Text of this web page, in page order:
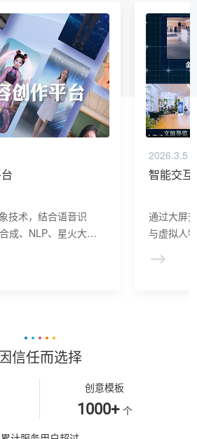
技术，结合语音识
成、NLP、星火大模
互的多场景虚拟人产
2026.3.5
智能交互
通过大屏
与虚拟人
景，可广
因信任而选择
创意模板
1000+ 个